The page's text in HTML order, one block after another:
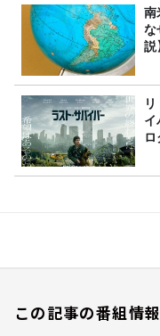
南
な
説
イ
この記事の番組情報